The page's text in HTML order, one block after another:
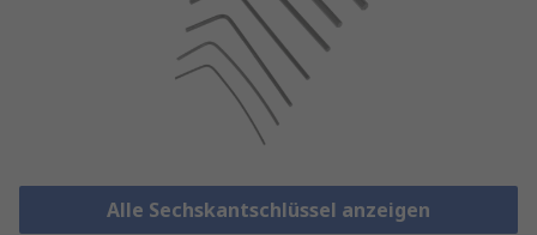
Alle Sechskantschlüssel anzeigen